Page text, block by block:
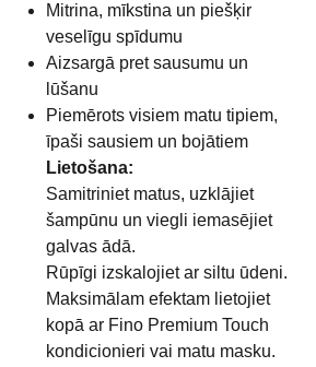
Mitrina, mīkstina un piešķir
veselīgu spīdumu
Aizsargā pret sausumu un
lūšanu
Piemērots visiem matu tipiem,
īpaši sausiem un bojātiem
Lietošana:
Samitriniet matus, uzklājiet
šampūnu un viegli iemasējiet
galvas ādā.
Rūpīgi izskalojiet ar siltu ūdeni.
Maksimālam efektam lietojiet
kopā ar Fino Premium Touch
kondicionieri vai matu masku.